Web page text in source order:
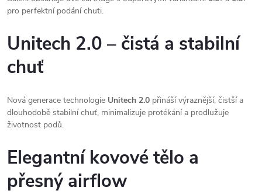
pro perfektní podání chuti.
Unitech 2.0 – čistá a stabilní
chuť
Nová generace technologie Unitech 2.0 přináší výraznější, čistší a
dlouhodobě stabilní chuť, minimalizuje protékání a prodlužuje
životnost podů.
Elegantní kovové tělo a
přesný airflow